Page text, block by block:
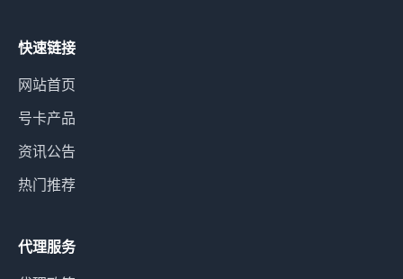
快速链接
网站首页
号卡产品
资讯公告
热门推荐
代理服务